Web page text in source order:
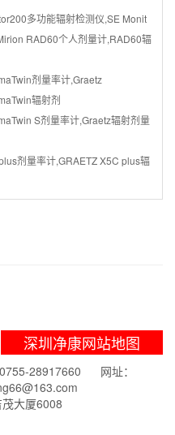
多功能辐射检测仪,SE Monit
RAD60个人剂量计,RAD60辐
剂量率计,Graetz
辐射剂
S剂量率计,Graetz辐射剂量
剂量率计,GRAETZ X5C plus辐
深圳净康网站地图
28917660 网址：
大厦6008